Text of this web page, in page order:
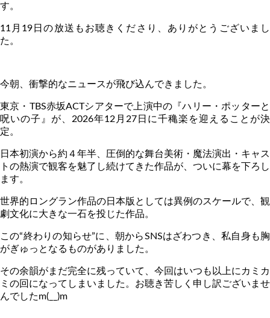
す。
11 月 19 日の放送もお聴きくださり、ありがとうございまし
た。
今朝、衝撃的なニュースが飛び込んできました。
東京・ TBS赤坂ACTシアターで上演中の『ハリー・ポッターと
呪いの子』が、 2026年12 月 27 日に千穐楽を迎えることが決
定。
日本初演から約４年半、圧倒的な舞台美術・魔法演出・キャス
トの熱演で観客を魅了し続けてきた作品が、ついに幕を下ろし
ます。
世界的ロングラン作品の日本版としては異例のスケールで、観
劇文化に大きな一石を投じた作品。
この“終わりの知らせ”に、朝からSNSはざわつき、私自身も胸
がぎゅっとなるものがありました。
その余韻がまだ完全に残っていて、今回はいつも以上にカミカ
ミの回になってしまいました。お聴き苦しく申し訳ございませ
んでしたm(__)m